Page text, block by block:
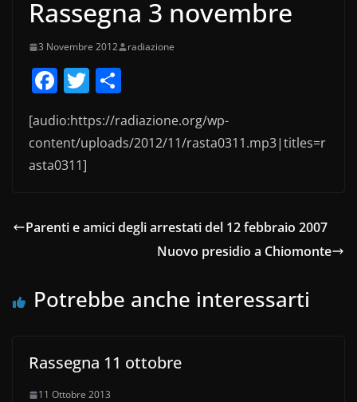
Rassegna 3 novembre
3 Novembre 2012 radiazione
F
a
c
e
o
T
itt
er
o
n
di
[audio:https://radiazione.org/wp-
content/uploads/2012/11/rasta0311.mp3|titles=r
asta0311]
Parenti e amici degli arrestati del 12 febbraio 2007
Nuovo presidio a Chiomonte
Potrebbe anche interessarti
Rassegna 11 ottobre
11 Ottobre 2013